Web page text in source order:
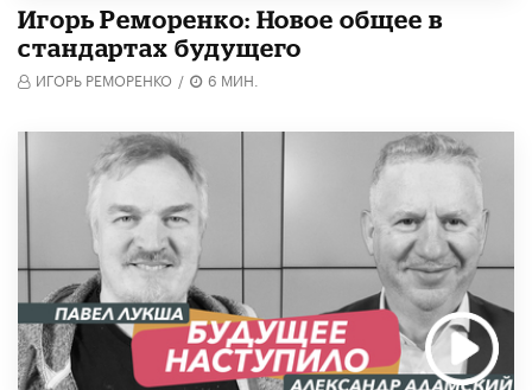
Игорь Реморенко: Новое общее в
стандартах будущего
ИГОРЬ РЕМОРЕНКО / 6 МИН.